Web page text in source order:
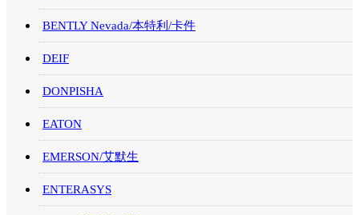
BENTLY Nevada/本特利/卡件
DEIF
DONPISHA
EATON
EMERSON/艾默生
ENTERASYS